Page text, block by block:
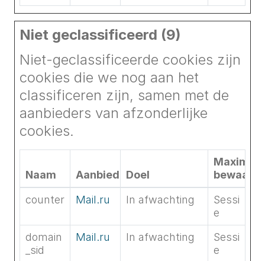
Niet geclassificeerd (9)
Niet-geclassificeerde cookies zijn
cookies die we nog aan het
classificeren zijn, samen met de
aanbieders van afzonderlijke
cookies.
Naam AanbiederDoel
Maximale
counter
Mail.ru In afwachting
Sessi
e
domain
_sid
Mail.ru In afwachting
Sessi
e